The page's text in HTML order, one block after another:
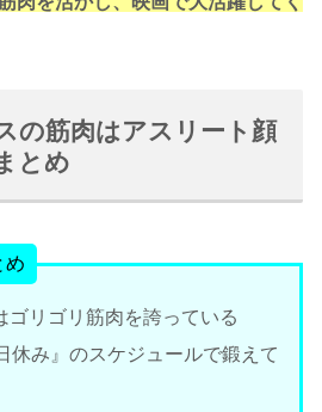
の筋肉はアスリート顔
とめ
め
ゴリゴリ筋肉を誇っている
休み』のスケジュールで鍛えて